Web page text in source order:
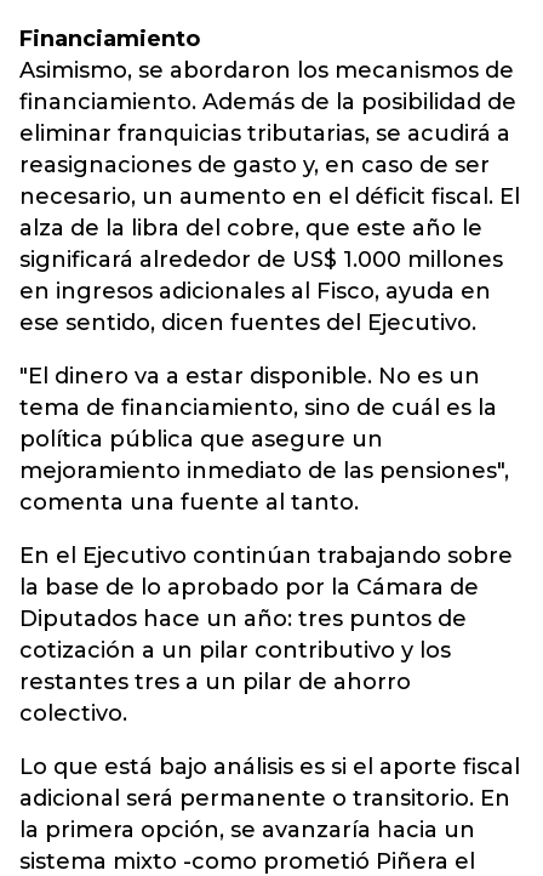
Financiamiento
Asimismo, se abordaron los mecanismos de
financiamiento. Además de la posibilidad de
eliminar franquicias tributarias, se acudirá a
reasignaciones de gasto y, en caso de ser
necesario, un aumento en el déficit fiscal. El
alza de la libra del cobre, que este año le
significará alrededor de US$ 1.000 millones
en ingresos adicionales al Fisco, ayuda en
ese sentido, dicen fuentes del Ejecutivo.
"El dinero va a estar disponible. No es un
tema de financiamiento, sino de cuál es la
política pública que asegure un
mejoramiento inmediato de las pensiones",
comenta una fuente al tanto.
En el Ejecutivo continúan trabajando sobre
la base de lo aprobado por la Cámara de
Diputados hace un año: tres puntos de
cotización a un pilar contributivo y los
restantes tres a un pilar de ahorro
colectivo.
Lo que está bajo análisis es si el aporte fiscal
adicional será permanente o transitorio. En
la primera opción, se avanzaría hacia un
sistema mixto -como prometió Piñera el